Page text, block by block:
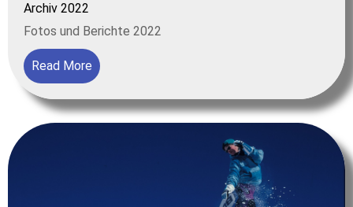
Archiv 2022
Fotos und Berichte 2022
Read More